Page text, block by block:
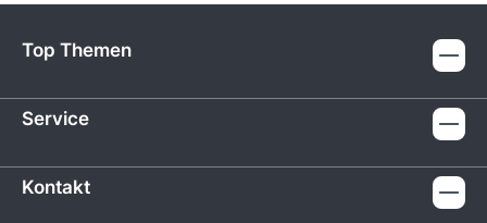
Top Themen
Service
Kontakt